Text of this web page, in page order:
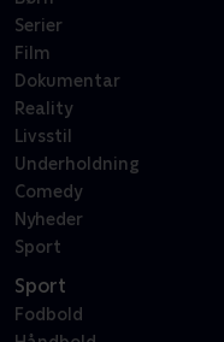
Serier
Film
Dokumentar
Reality
Livsstil
Underholdning
Comedy
Nyheder
Sport
Sport
Fodbold